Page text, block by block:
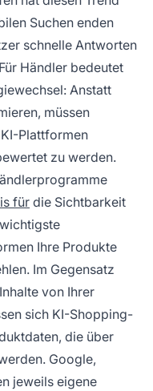
Suchen enden
schnelle Antworten
Händler bedeutet
Anstatt
müssen
Plattformen
zu werden.
fürdie Sichtbarkeit
Ihre Produkte
Im Gegensatz
von Ihrer
sich KI-Shopping-
die über
Google,
jeweils eigene